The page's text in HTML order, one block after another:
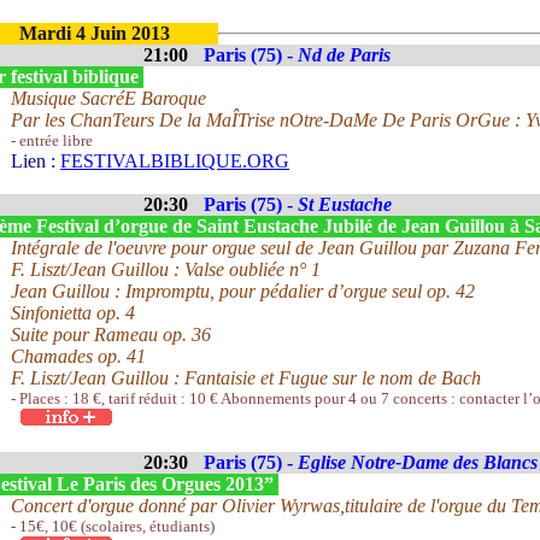
Mardi 4 Juin 2013
21:00
Paris (75) - Nd de Paris
festival biblique
Musique SacréE Baroque
Par les ChanTeurs De la MaÎTrise nOtre-DaMe De Paris OrGue :
- entrée libre
Lien : FESTIVALBIBLIQUE.ORG
20:30 Paris (75) - St Eustache
Festival d’orgue de Saint Eustache Jubilé de Jean Guillou à
Intégrale de l'oeuvre pour orgue seul de Jean Guillou par Zuzana
F. Liszt/Jean Guillou : Valse oubliée n° 1
Jean Guillou : Impromptu, pour pédalier d’orgue seul op. 42
Sinfonietta op. 4
Suite pour Rameau op. 36
Chamades op. 41
F. Liszt/Jean Guillou : Fantaisie et Fugue sur le nom de Bach
- Places : 18 €, tarif réduit : 10 € Abonnements pour 4 ou 7 concerts : contacter
20:30 Paris (75) - Eglise Notre-Dame des
Le Paris des Orgues 2013”
Concert d'orgue donné par Olivier Wyrwas,titulaire de l'orgue du
- 15€, 10€ (scolaires, étudiants)